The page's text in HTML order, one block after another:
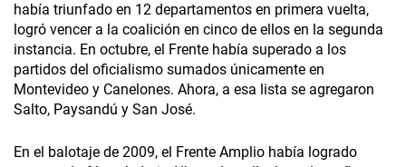
había triunfado en 12 departamentos en primera vuelta,
logró vencer a la coalición en cinco de ellos en la segunda
instancia. En octubre, el Frente había superado a los
partidos del oficialismo sumados únicamente en
Montevideo y Canelones. Ahora, a esa lista se agregaron
Salto, Paysandú y San José.
En el balotaje de 2009, el Frente Amplio había logrado